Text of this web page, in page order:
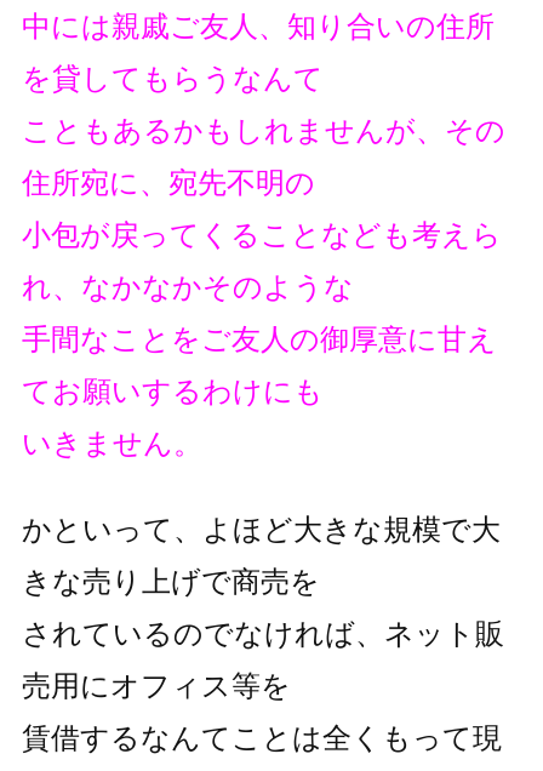
中には親戚ご友人、知り合いの住所
を貸してもらうなんて
こともあるかもしれませんが、その
住所宛に、宛先不明の
小包が戻ってくることなども考えら
れ、なかなかそのような
手間なことをご友人の御厚意に甘え
てお願いするわけにも
いきません。
かといって、よほど大きな規模で大
きな売り上げで商売を
されているのでなければ、ネット販
売用にオフィス等を
賃借するなんてことは全くもって現